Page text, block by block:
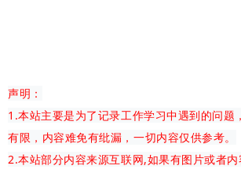
声明：
1.本站主要是为了记录工作学习中遇到的问题
有限，内容难免有纰漏，一切内容仅供参考。
2.本站部分内容来源互联网,如果有图片或者